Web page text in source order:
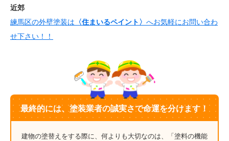
近郊
練馬区の外壁塗装は 〈住まいるペイント〉 へお気軽にお問い合わ
せ下さい！！
最終的には、塗装業者の誠実さで命運を分けます！
建物の塗替えをする際に、何よりも大切なのは、「塗料の機能